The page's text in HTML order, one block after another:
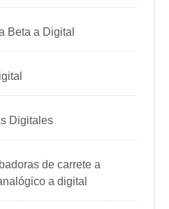
Beta a Digital
Digitales
de carrete a
a digital